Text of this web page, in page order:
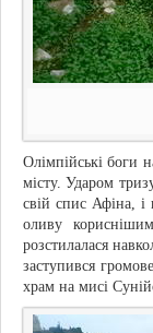
Олімпійські боги
місту. Ударом
свій спис Афіна,
оливу
розстилалася
заступився
храм на мисі